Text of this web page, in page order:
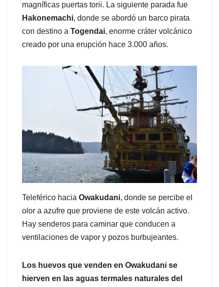
magníficas puertas torii. La siguiente parada fue
Hakonemachi, donde se abordó un barco pirata
con destino a Togendai, enorme cráter volcánico
creado por una erupción hace 3.000 años.
Teleférico hacia Owakudani, donde se percibe el
olor a azufre que proviene de este volcán activo.
Hay senderos para caminar que conducen a
ventilaciones de vapor y pozos burbujeantes.
Los huevos que venden en Owakudani se
hierven en las aguas termales naturales del